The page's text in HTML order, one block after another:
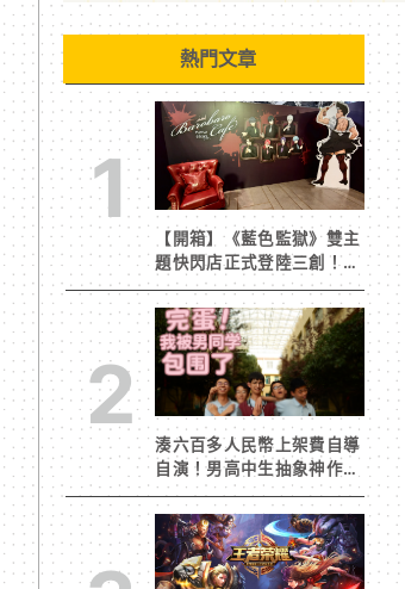
熱門文章
1
【開箱】《藍色監獄》雙主
題快閃店正式登陸三創！造
景與限定周邊搶先看
2
湊六百多人民幣上架費自導
自演！男高中生抽象神作
《完蛋！我被男同學包圍
了》突然爆紅